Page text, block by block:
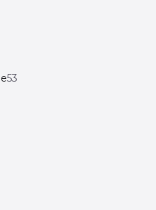
53